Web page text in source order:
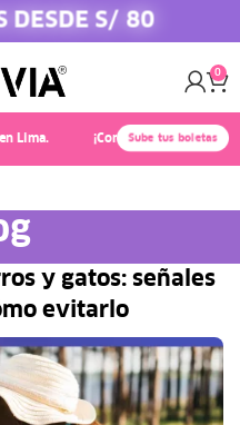
DESDE S/ 80
0
¡Conoce a Chayanne! 🎤✨
Sube tus boletas
y gatos: señales
evitarlo